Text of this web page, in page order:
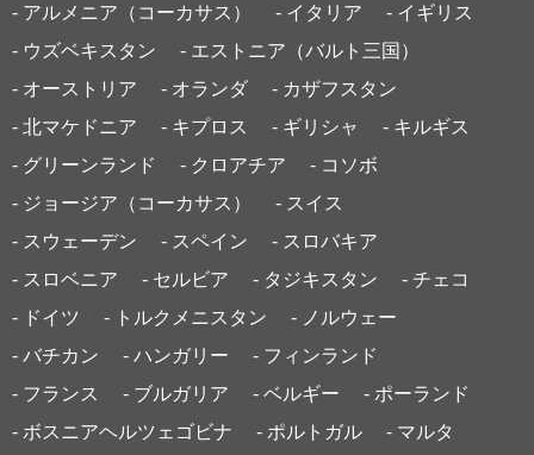
- アルメニア（コーカサス）
- イタリア
- イギリス
- ウズベキスタン
- エストニア（バルト三国）
- オーストリア
- オランダ
- カザフスタン
- 北マケドニア
- キプロス - ギリシャ
- キルギス
- グリーンランド
- クロアチア
- コソボ
- ジョージア（コーカサス）
- スイス
- スウェーデン
- スペイン
- スロバキア
- スロベニア
- セルビア - タジキスタン
- チェコ
- ドイツ
- トルクメニスタン
- ノルウェー
- バチカン
- ハンガリー
- フィンランド
- フランス
- ブルガリア - ベルギー
- ポーランド
- ボスニアヘルツェゴビナ
- ポルトガル
- マルタ